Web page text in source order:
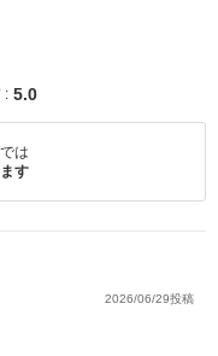
: 5.0
は
す
2026/06/29投稿
ますか？